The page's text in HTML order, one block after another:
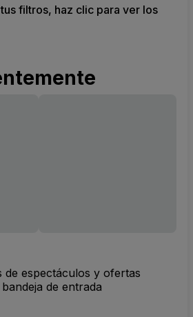
filtros, haz clic para ver los
de espectáculos y ofertas
de entrada